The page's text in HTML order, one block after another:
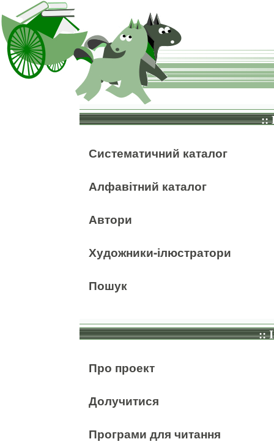
::
Систематичний каталог
Алфавітний каталог
Автори
Художники-ілюстратори
Пошук
::
Про проект
Долучитися
Програми для читання